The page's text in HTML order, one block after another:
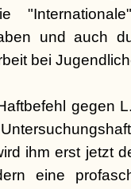
und auch
bei
gegen
ihm erst jetzt
eine